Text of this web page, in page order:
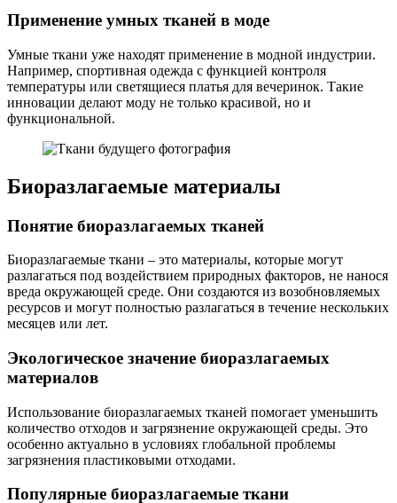
Применение умных тканей в моде
Умные ткани уже находят применение в модной индустрии.
Например, спортивная одежда с функцией контроля
температуры или светящиеся платья для вечеринок. Такие
инновации делают моду не только красивой, но и
функциональной.
Биоразлагаемые материалы
Понятие биоразлагаемых тканей
Биоразлагаемые ткани – это материалы, которые могут
разлагаться под воздействием природных факторов, не нанося
вреда окружающей среде. Они создаются из возобновляемых
ресурсов и могут полностью разлагаться в течение нескольких
месяцев или лет.
Экологическое значение биоразлагаемых
материалов
Использование биоразлагаемых тканей помогает уменьшить
количество отходов и загрязнение окружающей среды. Это
особенно актуально в условиях глобальной проблемы
загрязнения пластиковыми отходами.
Популярные биоразлагаемые ткани